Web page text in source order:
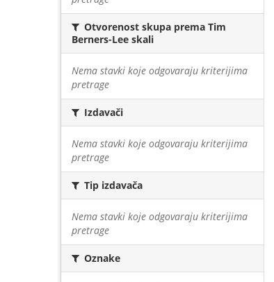
Otvorenost skupa prema Tim
Berners-Lee skali
Nema stavki koje odgovaraju kriterijima
pretrage
Izdavači
Nema stavki koje odgovaraju kriterijima
pretrage
Tip izdavača
Nema stavki koje odgovaraju kriterijima
pretrage
Oznake